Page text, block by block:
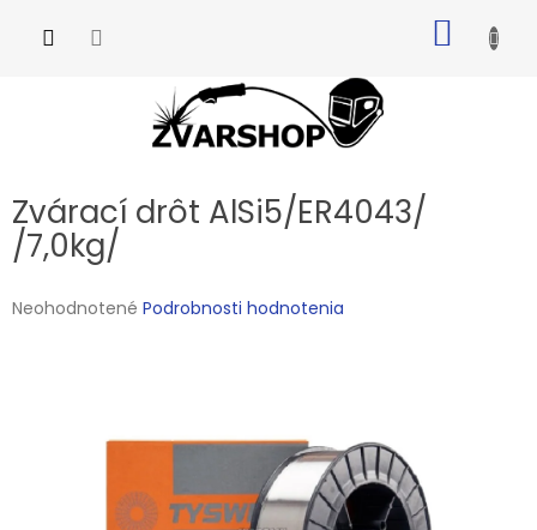
KOŠÍK
Zvárací drôt AlSi5/ER4043/
/7,0kg/
Priemerné
Neohodnotené Podrobnosti hodnotenia